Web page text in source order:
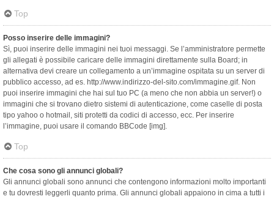
Top
Posso inserire delle immagini?
Sì, puoi inserire delle immagini nei tuoi messaggi. Se l’amministratore permette
gli allegati è possibile caricare delle immagini direttamente sulla Board; in
alternativa devi creare un collegamento a un’immagine ospitata su un server di
pubblico accesso, ad es. http://www.indirizzo-del-sito.com/immagine.gif. Non
puoi inserire immagini che hai sul tuo PC (a meno che non abbia un server!) o
immagini che si trovano dietro sistemi di autenticazione, come caselle di posta
tipo yahoo o hotmail, siti protetti da codici di accesso, ecc. Per inserire
l’immagine, puoi usare il comando BBCode [img].
Top
Che cosa sono gli annunci globali?
Gli annunci globali sono annunci che contengono informazioni molto importanti
e tu dovresti leggerli quanto prima. Gli annunci globali appaiono in cima a tutti i